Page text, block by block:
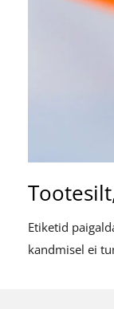
Etiketid
kandmisel ei